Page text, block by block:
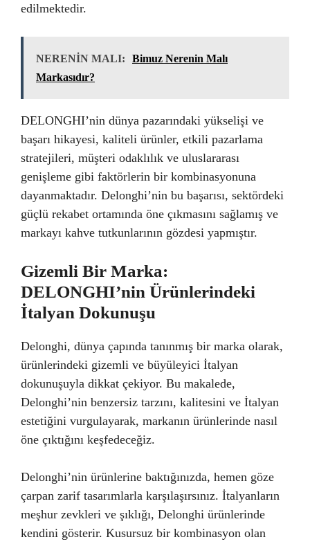
edilmektedir.
NERENİN MALI:
Bimuz Nerenin Malı
Markasıdır?
DELONGHI’nin dünya pazarındaki yükselişi ve
başarı hikayesi, kaliteli ürünler, etkili pazarlama
stratejileri, müşteri odaklılık ve uluslararası
genişleme gibi faktörlerin bir kombinasyonuna
dayanmaktadır. Delonghi’nin bu başarısı, sektördeki
güçlü rekabet ortamında öne çıkmasını sağlamış ve
markayı kahve tutkunlarının gözdesi yapmıştır.
Gizemli Bir Marka:
DELONGHI’nin Ürünlerindeki
İtalyan Dokunuşu
Delonghi, dünya çapında tanınmış bir marka olarak,
ürünlerindeki gizemli ve büyüleyici İtalyan
dokunuşuyla dikkat çekiyor. Bu makalede,
Delonghi’nin benzersiz tarzını, kalitesini ve İtalyan
estetiğini vurgulayarak, markanın ürünlerinde nasıl
öne çıktığını keşfedeceğiz.
Delonghi’nin ürünlerine baktığınızda, hemen göze
çarpan zarif tasarımlarla karşılaşırsınız. İtalyanların
meşhur zevkleri ve şıklığı, Delonghi ürünlerinde
kendini gösterir. Kusursuz bir kombinasyon olan